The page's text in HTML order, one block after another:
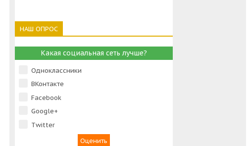
НАШ ОПРОС
Какая социальная сеть лучше?
Одноклассники
ВКонтакте
Facebook
Google+
Тwitter